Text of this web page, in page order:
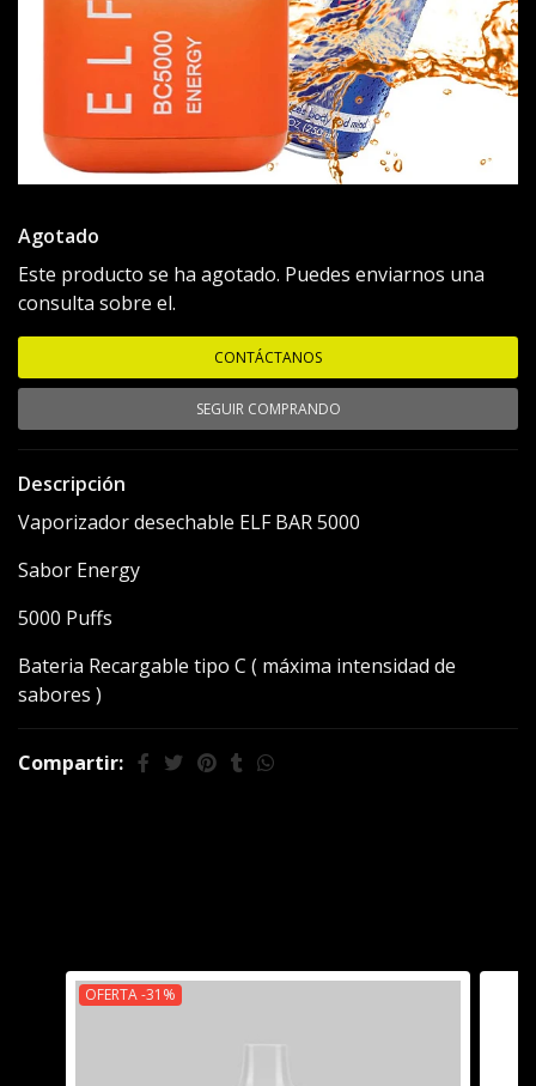
Agotado
Este producto se ha agotado. Puedes enviarnos una
consulta sobre el.
CONTÁCTANOS
SEGUIR COMPRANDO
Descripción
Vaporizador desechable ELF BAR 5000
Sabor Energy
5000 Puffs
Bateria Recargable tipo C ( máxima intensidad de
sabores )
Compartir:
OFERTA -31%